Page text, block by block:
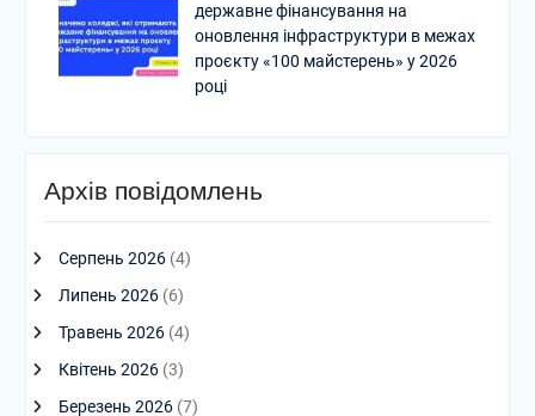
державне фінансування на
оновлення інфраструктури в межах
проєкту «100 майстерень» у 2026
році
Архів повідомлень
Серпень 2026(4)
Липень 2026(6)
Травень 2026(4)
Квітень 2026(3)
Березень 2026(7)